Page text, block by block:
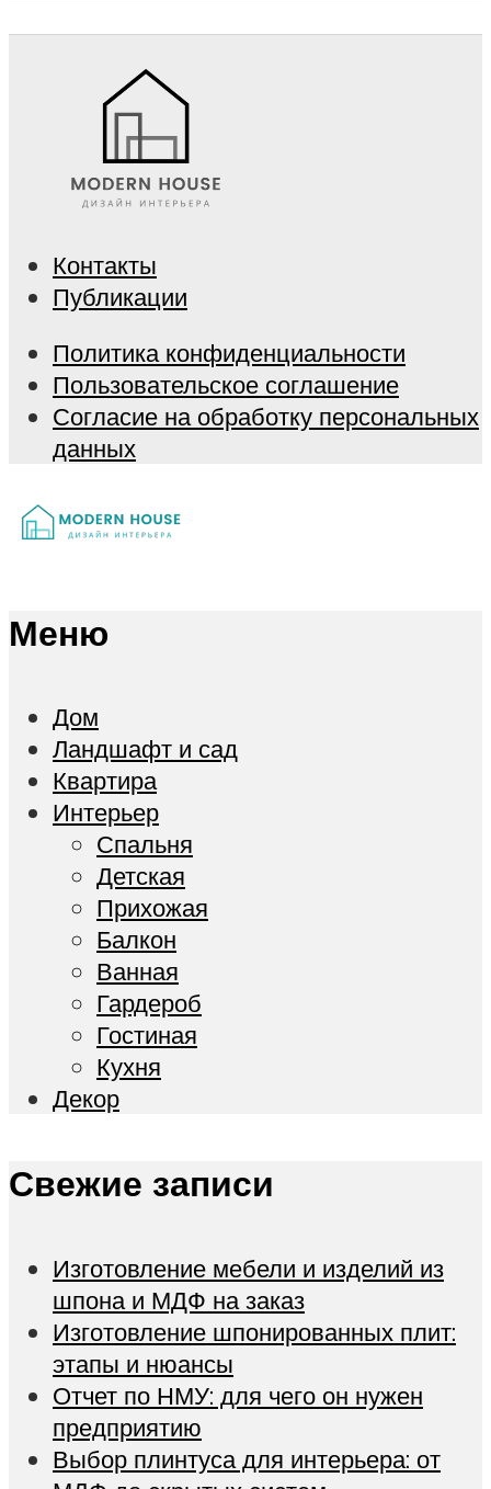
Контакты
Публикации
Политика конфиденциальности
Пользовательское соглашение
Согласие на обработку персональных
данных
Меню
Дом
Ландшафт и сад
Квартира
Интерьер
Спальня
Детская
Прихожая
Балкон
Ванная
Гардероб
Гостиная
Кухня
Декор
Свежие записи
Изготовление мебели и изделий из
шпона и МДФ на заказ
Изготовление шпонированных плит:
этапы и нюансы
Отчет по НМУ: для чего он нужен
предприятию
Выбор плинтуса для интерьера: от